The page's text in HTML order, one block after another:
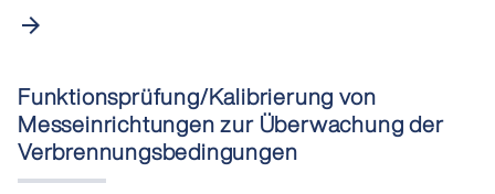
arrow_forward
Funktionsprüfung/Kalibrierung von
Messeinrichtungen zur Überwachung der
Verbrennungsbedingungen